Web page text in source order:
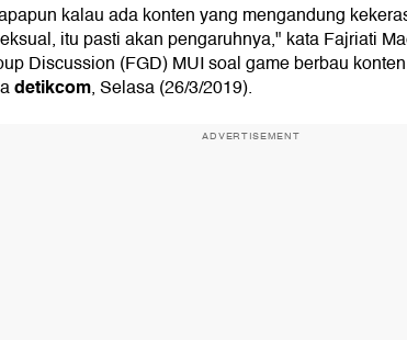
kalau ada konten yang mengandung
itu pasti akan pengaruhnya," kata Fajriati
Discussion (FGD) MUI soal game berbau
detikcom, Selasa (26/3/2019).
ADVERTISEMENT